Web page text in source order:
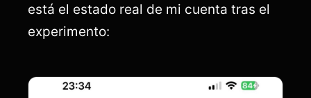
está el estado real de mi cuenta tras el
experimento: